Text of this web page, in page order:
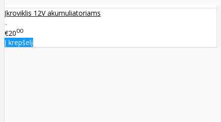
Įkroviklis 12V akumuliatoriams
..
€2000
Į krepšelį